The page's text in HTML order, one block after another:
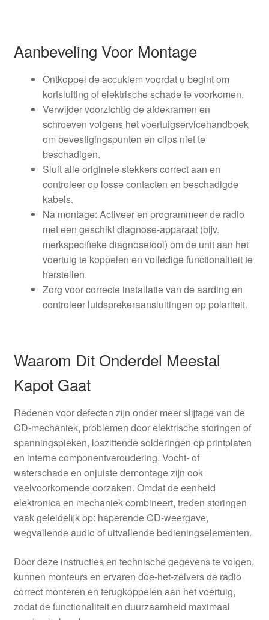
Aanbeveling Voor Montage
Ontkoppel de accuklem voordat u begint om
kortsluiting of elektrische schade te voorkomen.
Verwijder voorzichtig de afdekramen en
schroeven volgens het voertuigservicehandboek
om bevestigingspunten en clips niet te
beschadigen.
Sluit alle originele stekkers correct aan en
controleer op losse contacten en beschadigde
kabels.
Na montage: Activeer en programmeer de radio
met een geschikt diagnose-apparaat (bijv.
merkspecifieke diagnosetool) om de unit aan het
voertuig te koppelen en volledige functionaliteit te
herstellen.
Zorg voor correcte installatie van de aarding en
controleer luidsprekeraansluitingen op polariteit.
Waarom Dit Onderdel Meestal
Kapot Gaat
Redenen voor defecten zijn onder meer slijtage van de
CD-mechaniek, problemen door elektrische storingen of
spanningspieken, loszittende solderingen op printplaten
en interne componentveroudering. Vocht- of
waterschade en onjuiste demontage zijn ook
veelvoorkomende oorzaken. Omdat de eenheid
elektronica en mechaniek combineert, treden storingen
vaak geleidelijk op: haperende CD-weergave,
wegvallende audio of uitvallende bedieningselementen.
Door deze instructies en technische gegevens te volgen,
kunnen monteurs en ervaren doe-het-zelvers de radio
correct monteren en terugkoppelen aan het voertuig,
zodat de functionaliteit en duurzaamheid maximaal